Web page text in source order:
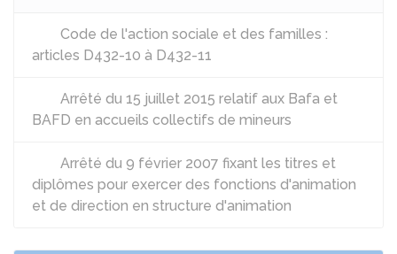
Code de l'action sociale et des familles :
articles D432-10 à D432-11
Arrêté du 15 juillet 2015 relatif aux Bafa et
BAFD en accueils collectifs de mineurs
Arrêté du 9 février 2007 fixant les titres et
diplômes pour exercer des fonctions d'animation
et de direction en structure d'animation